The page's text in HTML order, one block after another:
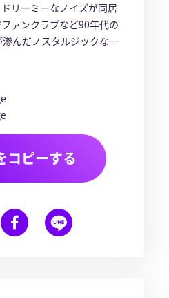
リーミーなノイズが同居
ァンクラブなど90年代の
んだノスタルジックな一
コピーする